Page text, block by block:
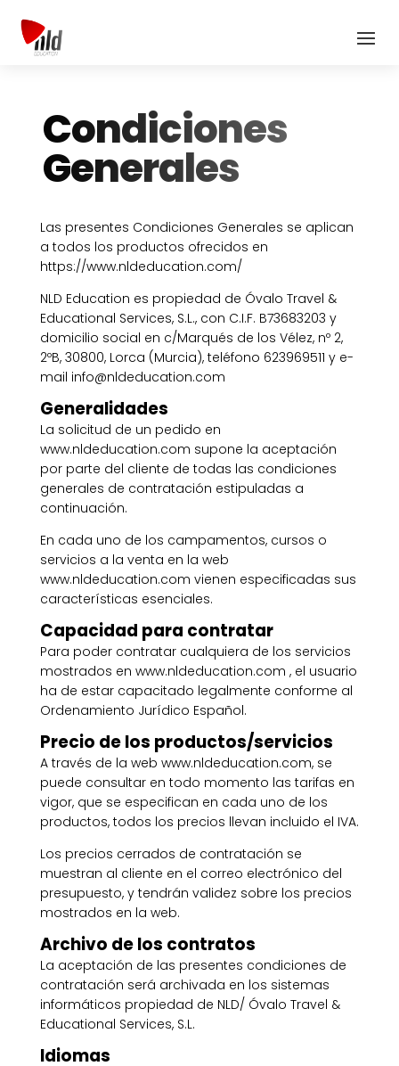
Condiciones
Generales
Las presentes Condiciones Generales se aplican
a todos los productos ofrecidos en
https://www.nldeducation.com/
NLD Education es propiedad de Óvalo Travel &
Educational Services, S.L., con C.I.F. B73683203 y
domicilio social en c/Marqués de los Vélez, nº 2,
2ºB, 30800, Lorca (Murcia), teléfono 623969511 y e-
mail info@nldeducation.com
Generalidades
La solicitud de un pedido en
www.nldeducation.com supone la aceptación
por parte del cliente de todas las condiciones
generales de contratación estipuladas a
continuación.
En cada uno de los campamentos, cursos o
servicios a la venta en la web
www.nldeducation.com vienen especificadas sus
características esenciales.
Capacidad para contratar
Para poder contratar cualquiera de los servicios
mostrados en www.nldeducation.com , el usuario
ha de estar capacitado legalmente conforme al
Ordenamiento Jurídico Español.
Precio de los productos/servicios
A través de la web www.nldeducation.com, se
puede consultar en todo momento las tarifas en
vigor, que se especifican en cada uno de los
productos, todos los precios llevan incluido el IVA.
Los precios cerrados de contratación se
muestran al cliente en el correo electrónico del
presupuesto, y tendrán validez sobre los precios
mostrados en la web.
Archivo de los contratos
La aceptación de las presentes condiciones de
contratación será archivada en los sistemas
informáticos propiedad de NLD/ Óvalo Travel &
Educational Services, S.L.
Idiomas